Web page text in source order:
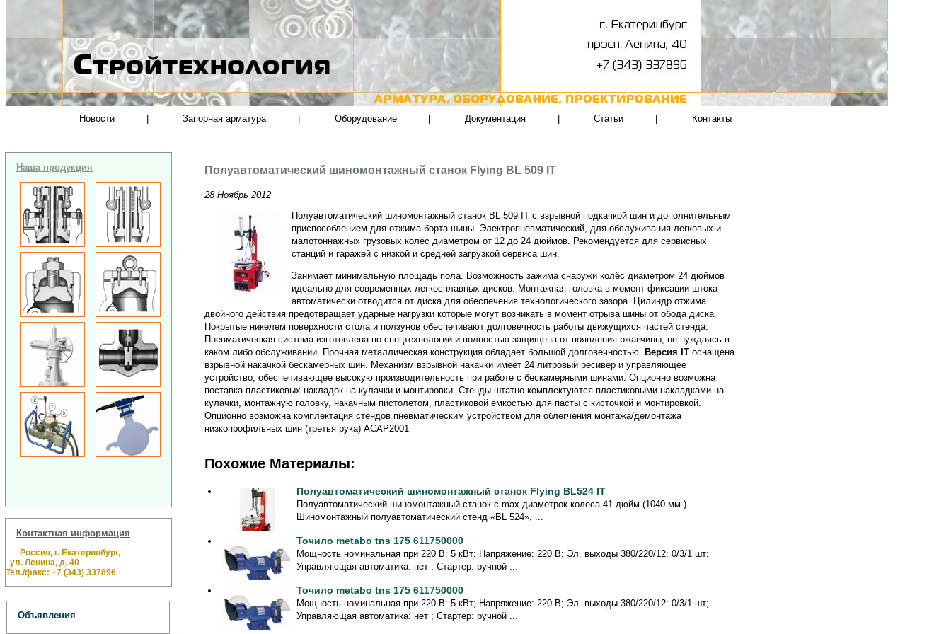
Новости Запорная арматура Оборудование Документация Статьи Контакты
Наша продукция
Контактная информация
Россия, г. Екатеринбург,
ул. Ленина, д. 40
Тел./факс: +7 (343) 337896
Объявления
Полуавтоматический шиномонтажный станок Flying BL 509 IT
28 Ноябрь 2012
Полуавтоматический шиномонтажный станок BL 509 IT с взрывной подкачкой шин и дополнительным
приспособлением для отжима борта шины. Электропневматический, для обслуживания легковых и
малотоннажных грузовых колёс диаметром от 12 до 24 дюймов. Рекомендуется для сервисных
станций и гаражей с низкой и средней загрузкой сервиса шин.
Занимает минимальную площадь пола. Возможность зажима снаружи колёс диаметром 24 дюймов
идеально для современных легкосплавных дисков. Монтажная головка в момент фиксации штока
автоматически отводится от диска для обеспечения технологического зазора. Цилиндр отжима
двойного действия предотвращает ударные нагрузки которые могут возникать в момент отрыва шины от обода диска.
Покрытые никелем поверхности стола и ползунов обеспечивают долговечность работы движущихся частей стенда.
Пневматическая система изготовлена по спецтехнологии и полностью защищена от появления ржавчины, не нуждаясь в
каком либо обслуживании. Прочная металлическая конструкция обладает большой долговечностью. Версия IT оснащена
взрывной накачкой бескамерных шин. Механизм взрывной накачки имеет 24 литровый ресивер и управляющее
устройство, обеспечивающее высокую производительность при работе с бескамерными шинами. Опционно возможна
поставка пластиковых накладок на кулачки и монтировки. Стенды штатно комплектуются пластиковыми накладками на
кулачки, монтажную головку, накачным пистолетом, пластиковой емкостью для пасты с кисточкой и монтировкой.
Опционно возможна комплектация стендов пневматическим устройством для облегчения монтажа/демонтажа
низкопрофильных шин (третья рука) ACAP2001
Похожие Материалы:
Полуавтоматический шиномонтажный станок Flying BL524 IT
Полуавтоматический шиномонтажный станок с max диаметрок колеса 41 дюйм (1040 мм.).
Шиномонтажный полуавтоматический стенд «BL 524», ...
Точило metabo tns 175 611750000
Мощность номинальная при 220 В: 5 кВт; Напряжение: 220 В; Эл. выходы 380/220/12: 0/3/1 шт;
Управляющая автоматика: нет ; Стартер: ручной ...
Точило metabo tns 175 611750000
Мощность номинальная при 220 В: 5 кВт; Напряжение: 220 В; Эл. выходы 380/220/12: 0/3/1 шт;
Управляющая автоматика: нет ; Стартер: ручной ...